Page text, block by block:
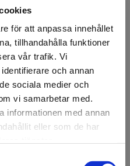
för att anpassa innehållet
tillhandahålla funktioner
vår trafik. Vi
och annan
sociala medier och
vi samarbetar med.
informationen med annan
eller som de har
kalendrerad, polymer,
print. Folien har brett